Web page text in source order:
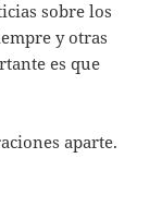
sobre los
y otras
es que
aparte.